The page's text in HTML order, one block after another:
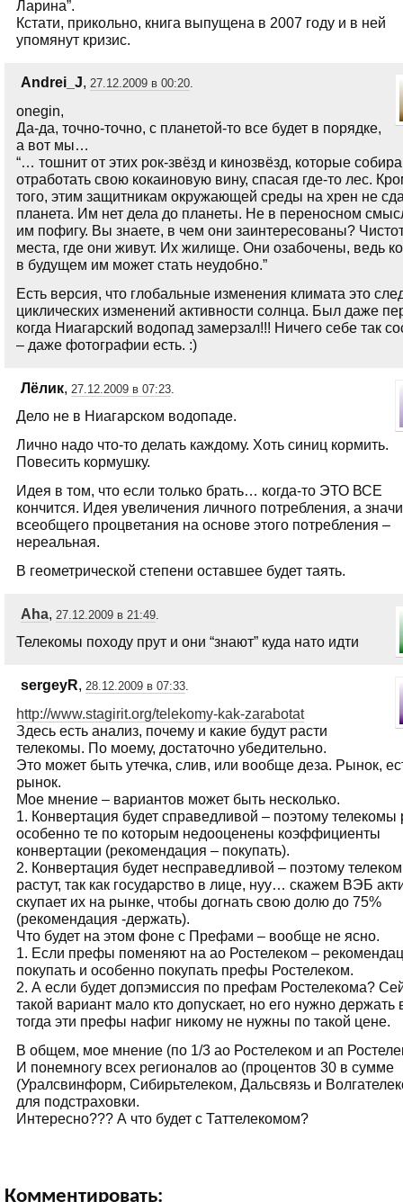
Ларина”.
Кстати, прикольно, книга выпущена в 2007 году и в ней
упомянут кризис.
Andrei_J, 27.12.2009 в 00:20.
onegin,
Да-да, точно-точно, с планетой-то все будет в порядке,
а вот мы…
“… тошнит от этих рок-звёзд и кинозвёзд, которые
отработать свою кокаиновую вину, спасая где-то лес.
того, этим защитникам окружающей среды на хрен не
планета. Им нет дела до планеты. Не в переносном
им пофигу. Вы знаете, в чем они заинтересованы?
места, где они живут. Их жилище. Они озабочены, ведь
в будущем им может стать неудобно.”
Есть версия, что глобальные изменения климата это
циклических изменений активности солнца. Был даже
когда Ниагарский водопад замерзал!!! Ничего себе так
– даже фотографии есть. :)
Лёлик, 27.12.2009 в 07:23.
Дело не в Ниагарском водопаде.
Лично надо что-то делать каждому. Хоть синиц кормить.
Повесить кормушку.
Идея в том, что если только брать… когда-то ЭТО ВСЕ
кончится. Идея увеличения личного потребления, а
всеобщего процветания на основе этого потребления –
нереальная.
В геометрической степени оставшее будет таять.
Aha, 27.12.2009 в 21:49.
Телекомы походу прут и они “знают” куда нато идти
sergeyR, 28.12.2009 в 07:33.
http://www.stagirit.org/telekomy-kak-zarabotat
Здесь есть анализ, почему и какие будут расти
телекомы. По моему, достаточно убедительно.
Это может быть утечка, слив, или вообще деза. Рынок,
рынок.
Мое мнение – вариантов может быть несколько.
1. Конвертация будет справедливой – поэтому телекомы
особенно те по которым недооценены коэффициенты
конвертации (рекомендация – покупать).
2. Конвертация будет несправедливой – поэтому
растут, так как государство в лице, нуу… скажем ВЭБ
скупает их на рынке, чтобы догнать свою долю до 75%
(рекомендация -держать).
Что будет на этом фоне с Префами – вообще не ясно.
1. Если префы поменяют на ао Ростелеком –
покупать и особенно покупать префы Ростелеком.
2. А если будет допэмиссия по префам Ростелекома?
такой вариант мало кто допускает, но его нужно держать
тогда эти префы нафиг никому не нужны по такой цене.
В общем, мое мнение (по 1/3 ао Ростелеком и ап
И понемногу всех регионалов ао (процентов 30 в сумме
(Уралсвинформ, Сибирьтелеком, Дальсвязь и
для подстраховки.
Интересно??? А что будет с Таттелекомом?
Комментировать: